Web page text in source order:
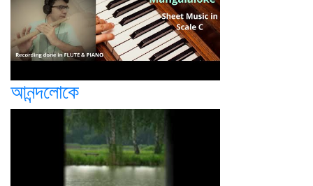
আনন্দলোকে